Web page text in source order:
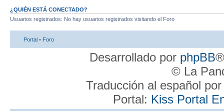
¿QUIÉN ESTÁ CONECTADO?
Usuarios registrados: No hay usuarios registrados visitando el Foro
Portal • Foro
Desarrollado por phpBB
© La
Traducción al español
Portal: Kiss Portal